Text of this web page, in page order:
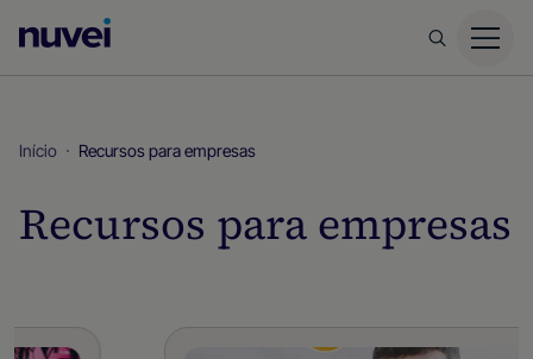
inicial
Início Recursos para empresas
Recursos para empresas